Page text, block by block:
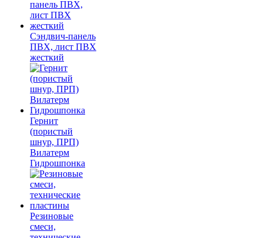
Сэндвич-панель
ПВХ, лист ПВХ
жесткий
Гернит
(пористый
шнур, ПРП)
Вилатерм
Гидрошпонка
Резиновые
смеси,